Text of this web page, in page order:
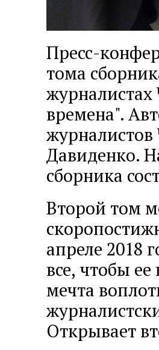
Пресс-
тома
журналистах
времена".
журналистов
Давиденко.
сборника
Второй том
апреле 2018
все, чтобы
мечта
Открывает